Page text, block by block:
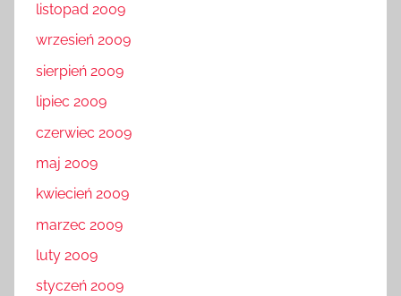
listopad 2009
wrzesień 2009
sierpień 2009
lipiec 2009
czerwiec 2009
maj 2009
kwiecień 2009
marzec 2009
luty 2009
styczeń 2009